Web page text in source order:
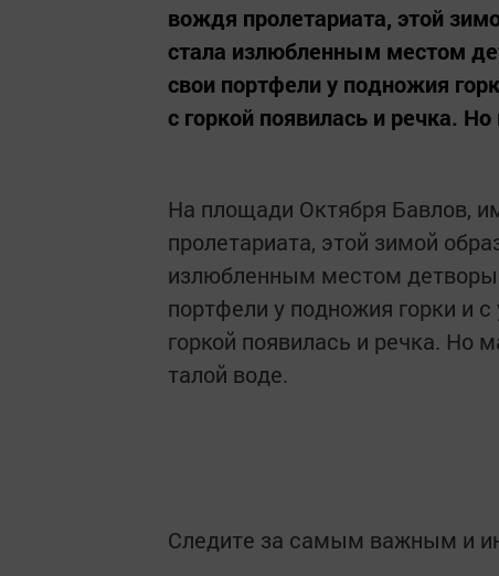
вождя пролетариата, этой
стала излюбленным местом
свои портфели у подножия
с горкой появилась и речка.
На площади Октября Бавлов,
пролетариата, этой зимой
излюбленным местом
портфели у подножия горки и
горкой появилась и речка. Но
талой воде.
Следите за самым важным и